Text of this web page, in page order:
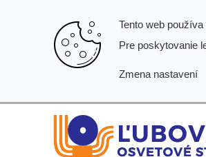
Tento web
Pre poskytovanie
Zmena nastavení